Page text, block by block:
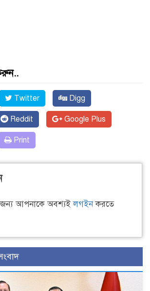
Twitter Digg
Reddit Google Plus
Print
জন্য আপনাকে অবশ্যইলগইনকরতে